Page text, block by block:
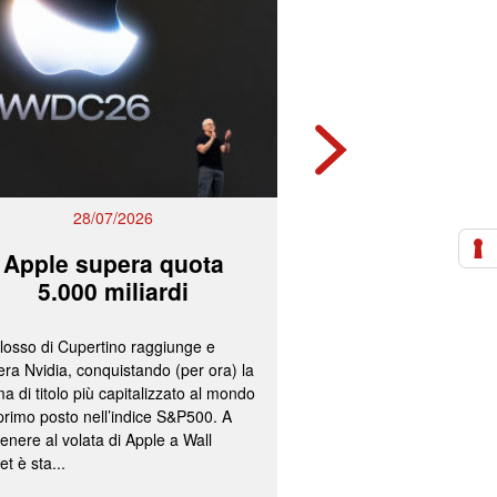
28/07/2026
Apple supera quota
5.000 miliardi
di Cupertino raggiunge e
Nvidia, conquistando (per ora) la
di titolo più capitalizzato al mondo
posto nell’indice S&P500. A
al volata di Apple a Wall
è sta...
Mps e